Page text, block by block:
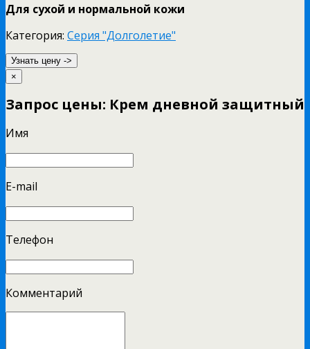
Для сухой и нормальной кожи
Категория: Серия "Долголетие"
Узнать цену ->
×
Запрос цены: Крем дневной защитный
Имя
E-mail
Телефон
Комментарий